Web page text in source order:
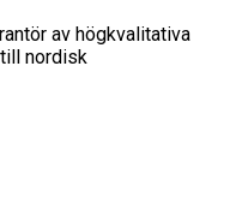
av högkvalitativa
nordisk